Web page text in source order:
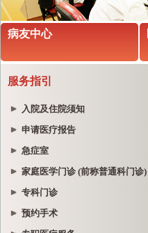
病友中心
服务指引
入院及住院须知
申请医疗报告
急症室
家庭医学门诊 (前称普通科门诊)
专科门诊
预约手术